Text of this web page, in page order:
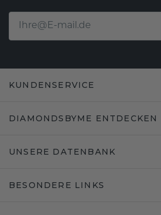
KUNDENSERVICE
DIAMONDSBYME ENTDECKEN
UNSERE DATENBANK
BESONDERE LINKS